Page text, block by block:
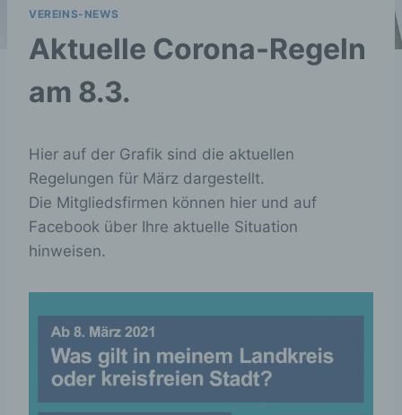
VEREINS-NEWS
Aktuelle Corona-Regeln
am 8.3.
Hier auf der Grafik sind die aktuellen
Regelungen für März dargestellt.
Die Mitgliedsfirmen können hier und auf
Facebook über Ihre aktuelle Situation
hinweisen.